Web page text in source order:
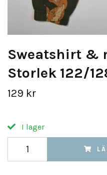
Sweatshirt &
Storlek 122/
129 kr
I lager